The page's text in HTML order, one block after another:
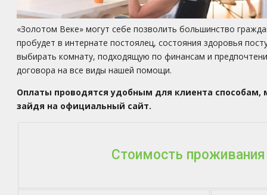
«Золотом Веке» могут себе позволить большинство
пробудет в интернате постоялец, состояния здоровья
выбирать комнату, подходящую по финансам и
договора на все виды нашей помощи.
Оплаты проводятся удобным для клиента
зайдя на официальный сайт.
Стоимость проживания